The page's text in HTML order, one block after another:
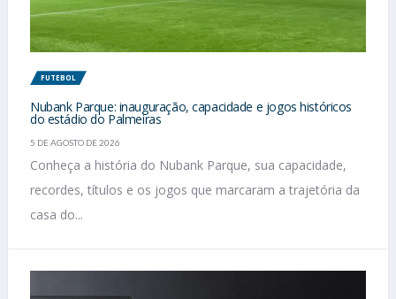
FUTEBOL
Nubank Parque: inauguração, capacidade e jogos históricos
do estádio do Palmeiras
5 DE AGOSTO DE 2026
Conheça a história do Nubank Parque, sua capacidade,
recordes, títulos e os jogos que marcaram a trajetória da
casa do...